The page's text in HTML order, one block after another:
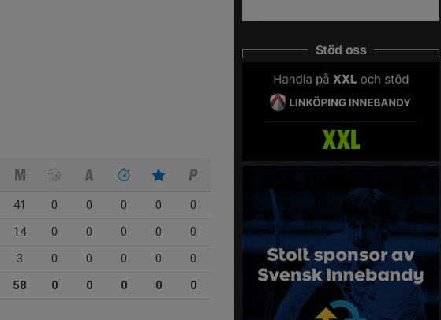
41 0 0 0 0
0
14 0 0 0 0
0
3 0 0 0 0
0
58 0 0 0 0 0
Stöd oss